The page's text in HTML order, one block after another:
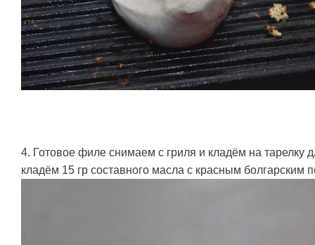
4. Готовое филе снимаем с гриля и кладём на тарелку
кладём 15 гр составного масла с красным болгарским